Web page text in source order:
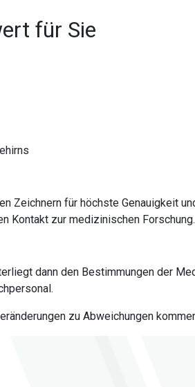
für Sie
Zeichnern für höchste Genauigkeit
Kontakt zur medizinischen Forschung.
dann den Bestimmungen der
zu Abweichungen